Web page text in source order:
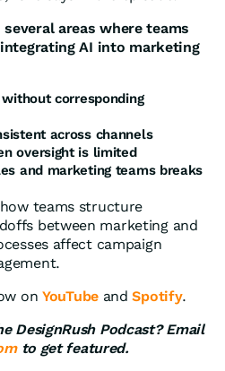
areas where teams
AI into marketing
corresponding
across channels
oversight is limited
and marketing teams breaks
teams structure
between marketing and
affect campaign
on YouTubeandSpotify.
DesignRush Podcast? Email
to get featured.